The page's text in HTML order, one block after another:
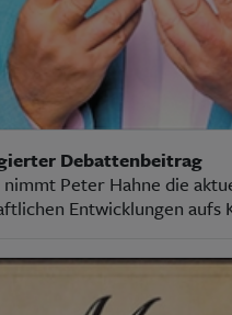
Debattenbeitrag
Peter Hahne die
Entwicklungen aufs